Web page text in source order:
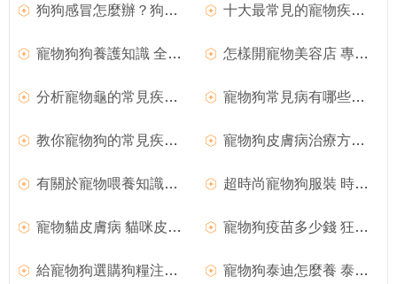
狗狗感冒怎麼辦？狗狗感冒如何治療？ 十大最常見的寵物疾病及如何預防和方法
寵物狗狗養護知識 全方面養護透析 怎樣開寵物美容店 專業寵物美容師介紹
分析寵物龜的常見疾病及解決方法 寵物狗常見病有哪些及相關注意事項
教你寵物狗的常見疾病預防措施 寵物狗皮膚病治療方法 寵物狗疾病防預
有關於寵物喂養知識和注意事項 超時尚寵物狗服裝 時尚牛仔自制方法
寵物貓皮膚病 貓咪皮膚病有哪些 寵物狗疫苗多少錢 狂犬疫苗分析
給寵物狗選購狗糧注意事項 寵物狗泰迪怎麼養 泰迪犬飼養方法